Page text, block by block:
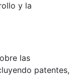
y la
las
patentes,